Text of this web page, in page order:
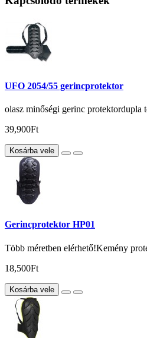
UFO 2054/55 gerincprotektor
olasz minőségi gerinc protektordupla
39,900Ft
Kosárba vele
Gerincprotektor HP01
Több méretben elérhető!Kemény
18,500Ft
Kosárba vele